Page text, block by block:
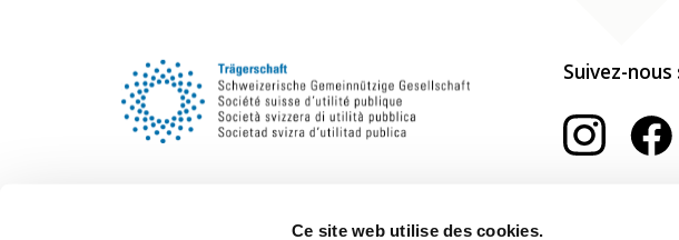
Ce site web utilise des cookies.
Suivez-